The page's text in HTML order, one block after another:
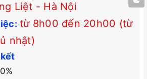
Liệt - Hà Nội
từ 8h00 đến 20h00 (từ
nhật)